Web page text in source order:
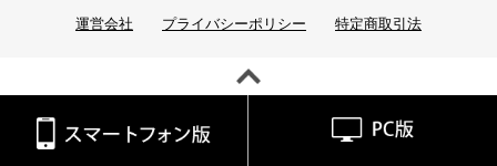
運営会社 プライバシーポリシー 特定商取引法